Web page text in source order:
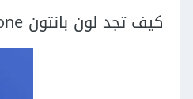
كيف تجد لون بانتون Pantone المناسب؟